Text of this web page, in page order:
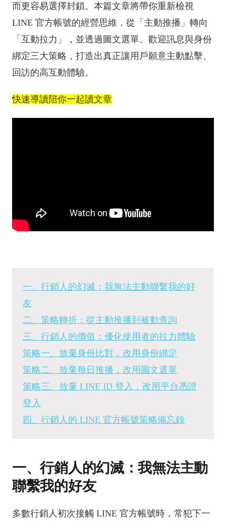
而更容易選擇封鎖。本篇文章將帶你重新檢視
LINE 官方帳號的經營思維，從「主動推播」轉向
「互動拉力」，並透過圖文選單、歡迎訊息與身份
綁定三大策略，打造出真正讓用戶願意主動點擊、
回訪的高互動體驗。
快速導讀陪你一起讀文章
一、行銷人的幻滅：我無法主動聯繫我的好
友
二、策略轉折：從主動推播到被動查詢
三、行銷人的價值：優化使用者的拉力體驗
策略一、放棄身份比對，改用身份綁定
策略二、放棄每日推播，改用圖文選單
策略三、放棄 LINE ID 登入，改用平台憑證
登入
四、行銷人的 LINE 官方帳號策略備忘錄
一、行銷人的幻滅：我無法主動
聯繫我的好友
多數行銷人初次接觸 LINE 官方帳號時，常犯下一